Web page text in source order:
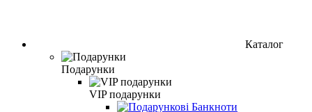
Каталог
Подарунки
VIP подарунки